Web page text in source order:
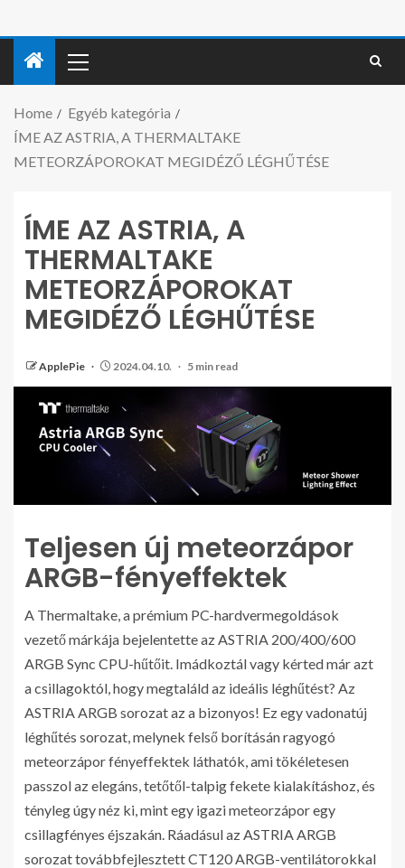
Home
Egyéb kategória
ÍME AZ ASTRIA, A THERMALTAKE
METEORZÁPOROKAT MEGIDÉZŐ LÉGHŰTÉSE
ÍME AZ ASTRIA, A
THERMALTAKE
METEORZÁPOROKAT
MEGIDÉZŐ LÉGHŰTÉSE
ApplePie 2024.04.10. 5 min read
Teljesen új meteorzápor
ARGB-fényeffektek
A Thermaltake, a prémium PC-hardvermegoldások
vezető márkája bejelentette az ASTRIA 200/400/600
ARGB Sync CPU-hűtőit. Imádkoztál vagy kérted már azt
a csillagoktól, hogy megtaláld az ideális léghűtést? Az
ASTRIA ARGB sorozat az a bizonyos! Ez egy vadonatúj
léghűtés sorozat, melynek felső borításán ragyogó
meteorzápor fényeffektek láthatók, ami tökéletesen
passzol az elegáns, tetőtől-talpig fekete kialakításhoz, és
tényleg úgy néz ki, mint egy igazi meteorzápor egy
csillagfényes éjszakán. Ráadásul az ASTRIA ARGB
sorozat továbbfejlesztett CT120 ARGB-ventilátorokkal